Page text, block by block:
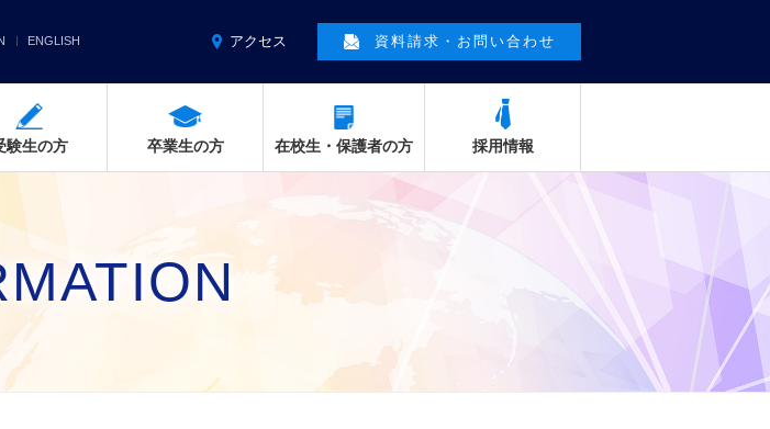
ENGLISH アクセス 資料請求・お問い合わせ
験生の方 卒業生の方 在校生・保護者の方 採用情報